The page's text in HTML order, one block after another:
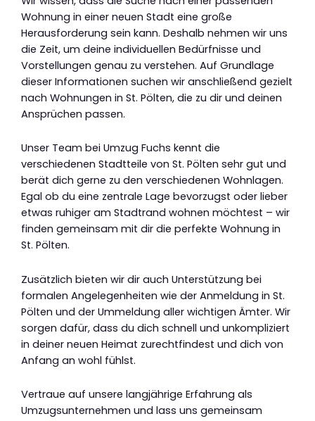
Wohnung in einer neuen Stadt eine große
Herausforderung sein kann. Deshalb nehmen wir uns
die Zeit, um deine individuellen Bedürfnisse und
Vorstellungen genau zu verstehen. Auf Grundlage
dieser Informationen suchen wir anschließend gezielt
nach Wohnungen in St. Pölten, die zu dir und deinen
Ansprüchen passen.
Unser Team bei Umzug Fuchs kennt die
verschiedenen Stadtteile von St. Pölten sehr gut und
berät dich gerne zu den verschiedenen Wohnlagen.
Egal ob du eine zentrale Lage bevorzugst oder lieber
etwas ruhiger am Stadtrand wohnen möchtest – wir
finden gemeinsam mit dir die perfekte Wohnung in
St. Pölten.
Zusätzlich bieten wir dir auch Unterstützung bei
formalen Angelegenheiten wie der Anmeldung in St.
Pölten und der Ummeldung aller wichtigen Ämter. Wir
sorgen dafür, dass du dich schnell und unkompliziert
in deiner neuen Heimat zurechtfindest und dich von
Anfang an wohl fühlst.
Vertraue auf unsere langjährige Erfahrung als
Umzugsunternehmen und lass uns gemeinsam